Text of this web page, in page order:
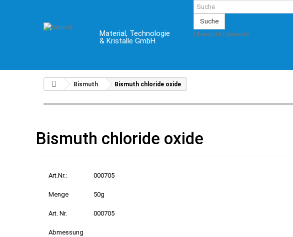
Material, Technologie
& Kristalle GmbH
Suche
Übersicht Elemente
Bismuth Bismuth chloride oxide
Bismuth chloride oxide
Art.Nr.: 000705
Menge 50g
Art. Nr. 000705
Abmessung